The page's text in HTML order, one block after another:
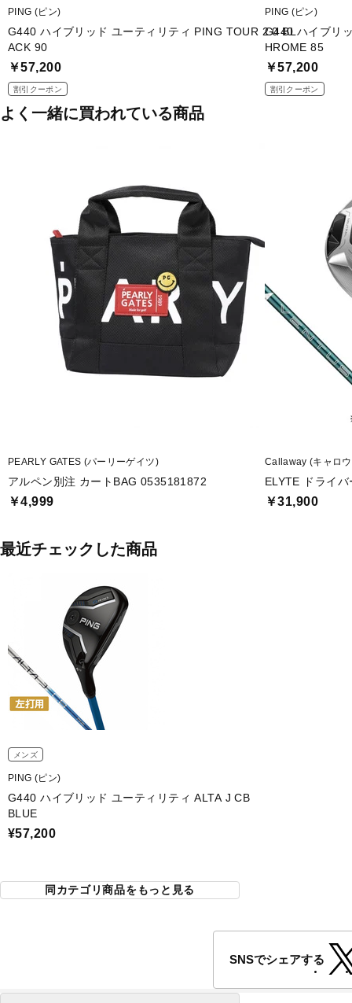
PING (ピン)
G440 ハイブリッド ユーティリティ PING TOUR 2.0 BL
ACK 90
￥57,200
割引クーポン
PING (ピン)
G440 ハイブリ
HROME 85
￥57,200
割引クーポン
よく一緒に買われている商品
PEARLY GATES (パーリーゲイツ)
アルペン別注 カートBAG 0535181872
￥4,999
Callaway (キャロ
ELYTE ドライ
￥31,900
最近チェックした商品
メンズ
PING (ピン)
G440 ハイブリッド ユーティリティ ALTA J CB
BLUE
¥57,200
同カテゴリ商品をもっと見る
SNSでシェアする